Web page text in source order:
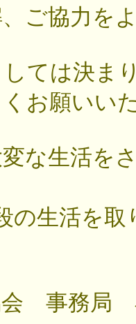
ご協力を
ては決ま
お願いい
な生活を
の生活を
会 事務局